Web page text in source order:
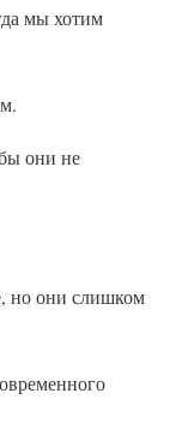
мы хотим
они не
но они слишком